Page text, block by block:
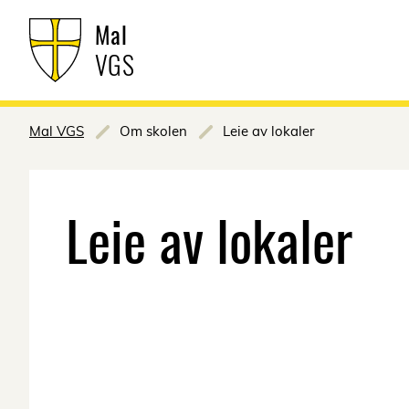
Mal
VGS
Mal VGS Om skolen Leie av lokaler
Leie av lokaler